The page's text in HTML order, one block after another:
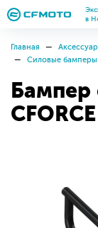
в
Главная
Силовые бамперы
Бампер